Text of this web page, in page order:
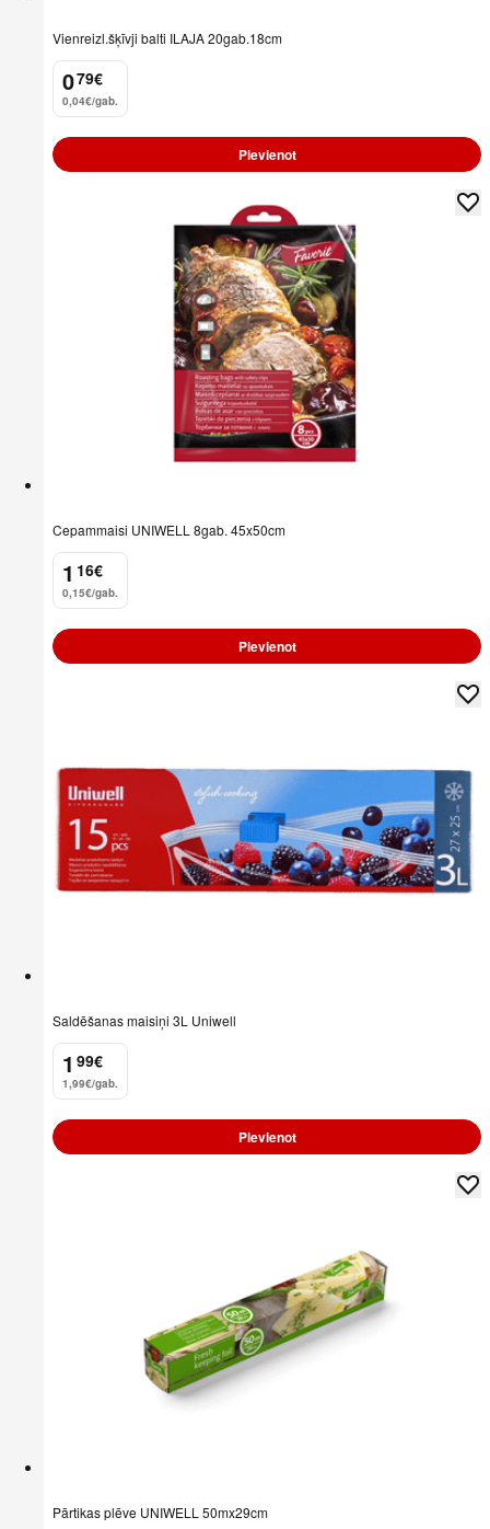
Vienreizl.šķīvji balti ILAJA 20gab.18cm
0
. 79€
0,04€/gab.
Pievienot
Cepammaisi UNIWELL 8gab. 45x50cm
1
. 16€
0,15€/gab.
Pievienot
Saldēšanas maisiņi 3L Uniwell
1
. 99€
1,99€/gab.
Pievienot
Pārtikas plēve UNIWELL 50mx29cm